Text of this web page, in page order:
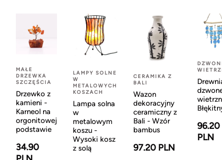
MAŁE
DRZEWKA
SZCZĘŚCIA
Drzewko z
kamieni -
Karneol na
orgonitowej
podstawie
34.90
LAMPY SOLNE
W
METALOWYCH
KOSZACH
Lampa solna
w
metalowym
koszu -
Wysoki kosz
z solą
CERAMIKA Z
BALI
Wazon
dekoracyjny
ceramiczny z
Bali - Wzór
bambus
97.20 PLN
96.20
PLN